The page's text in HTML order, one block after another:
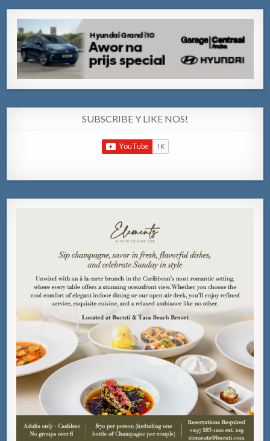
SUBSCRIBE Y LIKE NOS!